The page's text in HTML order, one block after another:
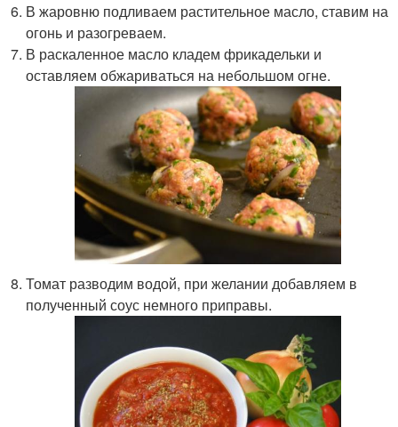
В жаровню подливаем растительное масло, ставим на
огонь и разогреваем.
В раскаленное масло кладем фрикадельки и
оставляем обжариваться на небольшом огне.
Томат разводим водой, при желании добавляем в
полученный соус немного приправы.